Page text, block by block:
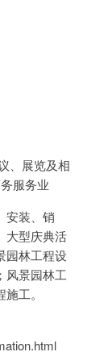
、展览及相
服务业
安装、销
大型庆典活
园林工程设
风景园林工
工。